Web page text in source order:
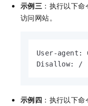
示例三 ：执行以下
访问网站。
User-agent:
Disallow: /
示例四 ：执行以下